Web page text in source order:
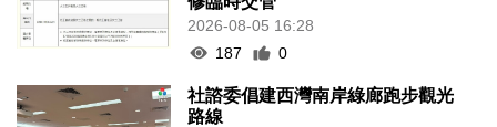
2026-08-05 16:28
187
0
社諮委倡建西灣南岸綠廊跑步觀光
路線